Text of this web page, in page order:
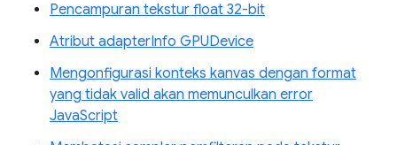
Pencampuran tekstur float 32-bit
Atribut adapterInfo GPUDevice
Mengonfigurasi konteks kanvas dengan format
yang tidak valid akan memunculkan error
JavaScript